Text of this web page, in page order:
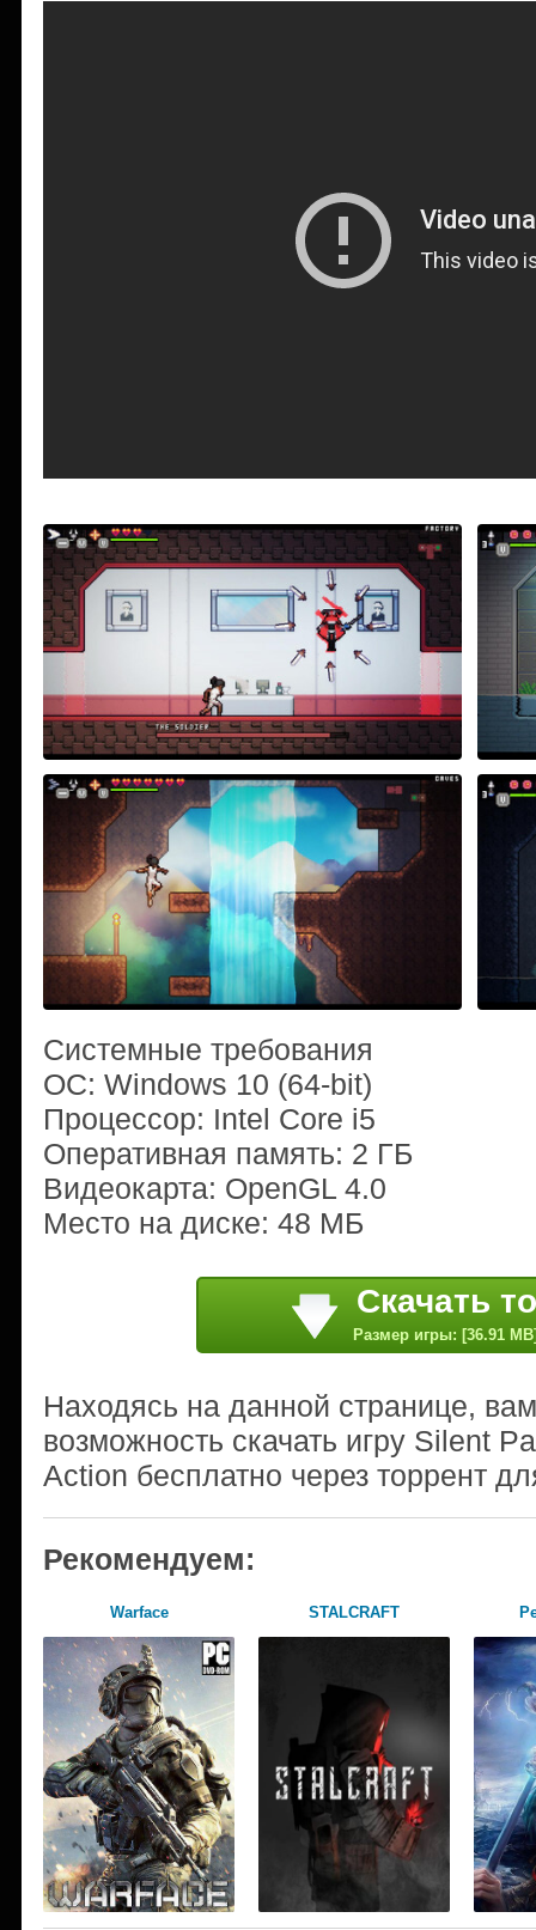
Системные требования
ОС: Windows 10 (64-bit)
Процессор: Intel Core i5
Оперативная память: 2 ГБ
Видеокарта: OpenGL 4.0
Место на диске: 48 МБ
Скачать
Размер игры: [36.91
Находясь на данной странице,
возможность скачать игру Silent
Action бесплатно через торрент
Рекомендуем:
Warface STALCRAFT